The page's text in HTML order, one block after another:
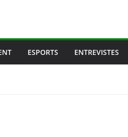
ESPORTS ENTREVISTES